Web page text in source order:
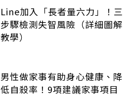
Line加入「長者量六力」！三
步驟檢測失智風險（詳細圖解
教學）
男性做家事有助身心健康、降
低自殺率！9項建議家事項目